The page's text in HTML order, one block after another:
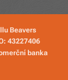
Beavers
43227406
banka